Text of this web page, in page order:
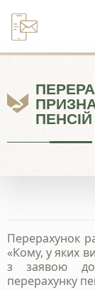
Перейти
до
ПЕНСІЙ
Перерахунок
«Кому, у яких
з заявою до
перерахунку